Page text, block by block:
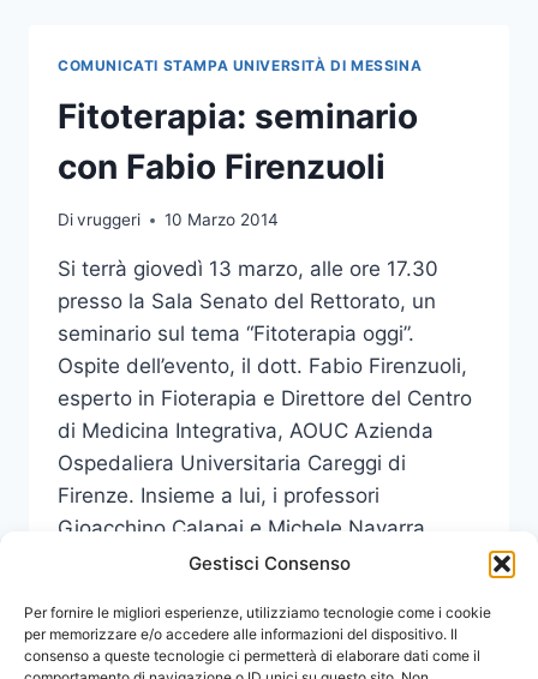
Gestisci Consenso
Per fornire le migliori esperienze, utilizziamo tecnologie come i cookie
per memorizzare e/o accedere alle informazioni del dispositivo. Il
consenso a queste tecnologie ci permetterà di elaborare dati come il
COMUNICATI STAMPA UNIVERSITÀ DI MESSINA
Fitoterapia: seminario
con Fabio Firenzuoli
Divruggeri 10 Marzo 2014
Si terrà giovedì 13 marzo, alle ore 17.30
presso la Sala Senato del Rettorato, un
seminario sul tema “Fitoterapia oggi”.
Ospite dell’evento, il dott. Fabio Firenzuoli,
esperto in Fioterapia e Direttore del Centro
di Medicina Integrativa, AOUC Azienda
Ospedaliera Universitaria Careggi di
Firenze. Insieme a lui, i professori
Gioacchino Calapai e Michele Navarra,
dell’Università di…
LEGGI DI PIÙFITOTERAPIA:
SEMINARIO
CON